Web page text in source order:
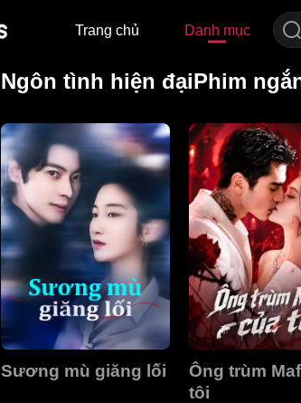
Trang chủ Danh mục
Ngôn tình hiện đạiPhim
Sương mù giăng lối
Ông trùm
tôi